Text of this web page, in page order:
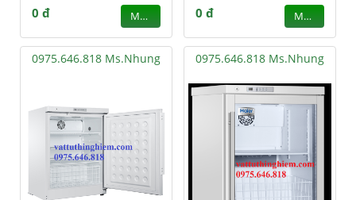
0 đ MUA 0 đ MUA
0975.646.818 Ms.Nhung 0975.646.818 Ms.Nhung